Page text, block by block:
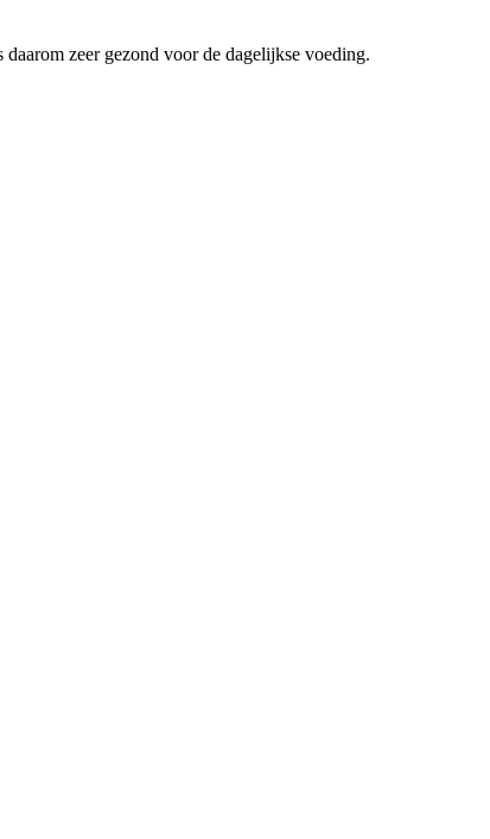
zeer gezond voor de dagelijkse voeding.